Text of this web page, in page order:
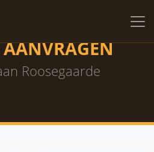
AANVRAGEN
Roosegaarde